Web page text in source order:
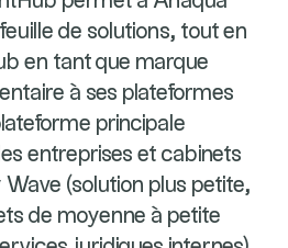
de solutions, tout en
en tant que marque
à ses plateformes
principale
entreprises et cabinets
(solution plus petite,
de moyenne à petite